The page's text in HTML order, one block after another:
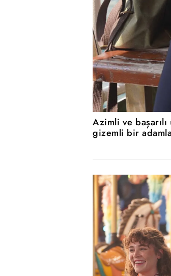
Azimli ve
gizemli bir